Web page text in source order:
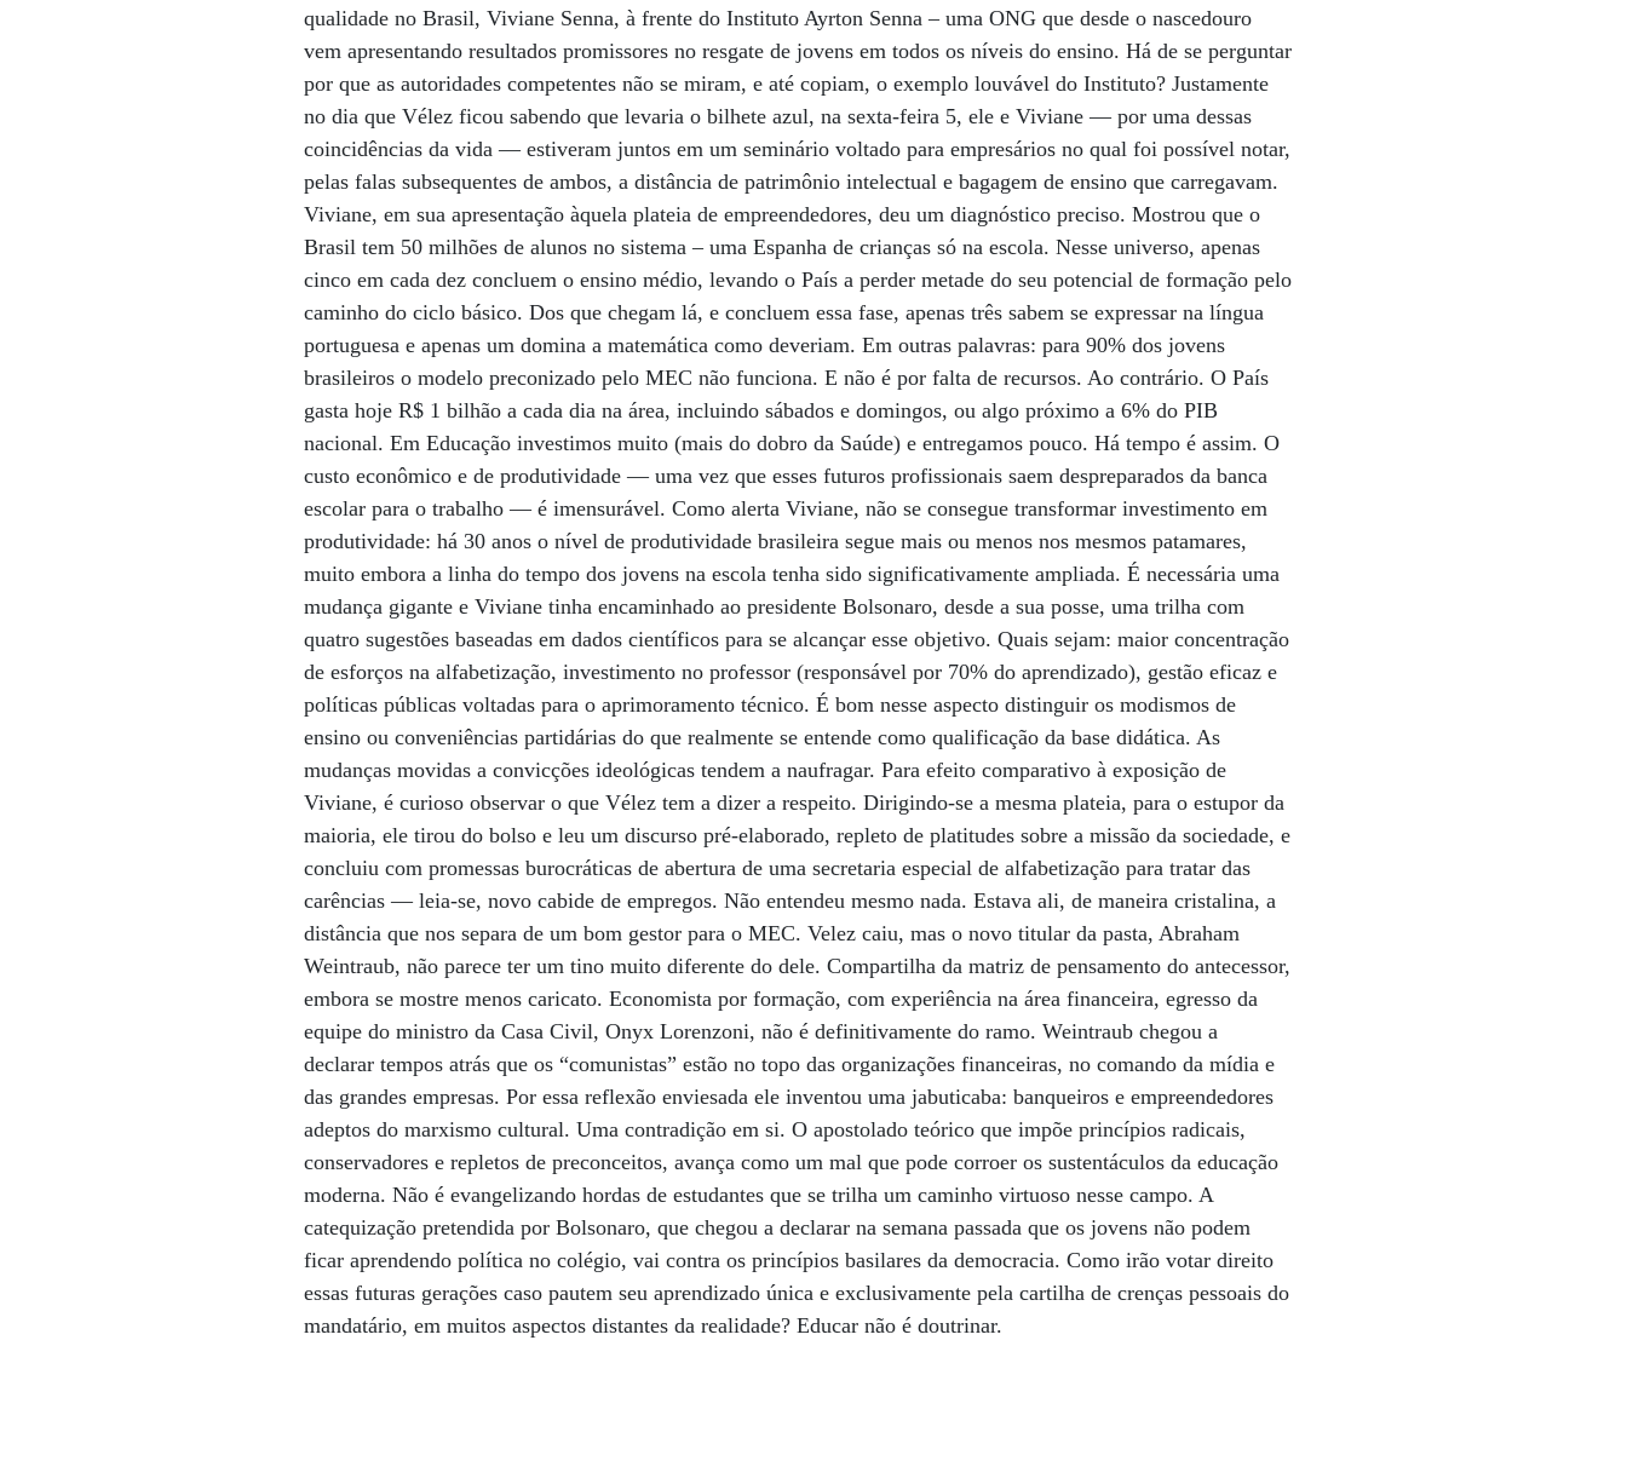
qualidade no Brasil, Viviane Senna, à frente do Instituto Ayrton Senna – uma ONG que desde o nascedouro
vem apresentando resultados promissores no resgate de jovens em todos os níveis do ensino. Há de se perguntar
por que as autoridades competentes não se miram, e até copiam, o exemplo louvável do Instituto? Justamente
no dia que Vélez ficou sabendo que levaria o bilhete azul, na sexta-feira 5, ele e Viviane — por uma dessas
coincidências da vida — estiveram juntos em um seminário voltado para empresários no qual foi possível notar,
pelas falas subsequentes de ambos, a distância de patrimônio intelectual e bagagem de ensino que carregavam.
Viviane, em sua apresentação àquela plateia de empreendedores, deu um diagnóstico preciso. Mostrou que o
Brasil tem 50 milhões de alunos no sistema – uma Espanha de crianças só na escola. Nesse universo, apenas
cinco em cada dez concluem o ensino médio, levando o País a perder metade do seu potencial de formação pelo
caminho do ciclo básico. Dos que chegam lá, e concluem essa fase, apenas três sabem se expressar na língua
portuguesa e apenas um domina a matemática como deveriam. Em outras palavras: para 90% dos jovens
brasileiros o modelo preconizado pelo MEC não funciona. E não é por falta de recursos. Ao contrário. O País
gasta hoje R$ 1 bilhão a cada dia na área, incluindo sábados e domingos, ou algo próximo a 6% do PIB
nacional. Em Educação investimos muito (mais do dobro da Saúde) e entregamos pouco. Há tempo é assim. O
custo econômico e de produtividade — uma vez que esses futuros profissionais saem despreparados da banca
escolar para o trabalho — é imensurável. Como alerta Viviane, não se consegue transformar investimento em
produtividade: há 30 anos o nível de produtividade brasileira segue mais ou menos nos mesmos patamares,
muito embora a linha do tempo dos jovens na escola tenha sido significativamente ampliada. É necessária uma
mudança gigante e Viviane tinha encaminhado ao presidente Bolsonaro, desde a sua posse, uma trilha com
quatro sugestões baseadas em dados científicos para se alcançar esse objetivo. Quais sejam: maior concentração
de esforços na alfabetização, investimento no professor (responsável por 70% do aprendizado), gestão eficaz e
políticas públicas voltadas para o aprimoramento técnico. É bom nesse aspecto distinguir os modismos de
ensino ou conveniências partidárias do que realmente se entende como qualificação da base didática. As
mudanças movidas a convicções ideológicas tendem a naufragar. Para efeito comparativo à exposição de
Viviane, é curioso observar o que Vélez tem a dizer a respeito. Dirigindo-se a mesma plateia, para o estupor da
maioria, ele tirou do bolso e leu um discurso pré-elaborado, repleto de platitudes sobre a missão da sociedade, e
concluiu com promessas burocráticas de abertura de uma secretaria especial de alfabetização para tratar das
carências — leia-se, novo cabide de empregos. Não entendeu mesmo nada. Estava ali, de maneira cristalina, a
distância que nos separa de um bom gestor para o MEC. Velez caiu, mas o novo titular da pasta, Abraham
Weintraub, não parece ter um tino muito diferente do dele. Compartilha da matriz de pensamento do antecessor,
embora se mostre menos caricato. Economista por formação, com experiência na área financeira, egresso da
equipe do ministro da Casa Civil, Onyx Lorenzoni, não é definitivamente do ramo. Weintraub chegou a
declarar tempos atrás que os “comunistas” estão no topo das organizações financeiras, no comando da mídia e
das grandes empresas. Por essa reflexão enviesada ele inventou uma jabuticaba: banqueiros e empreendedores
adeptos do marxismo cultural. Uma contradição em si. O apostolado teórico que impõe princípios radicais,
conservadores e repletos de preconceitos, avança como um mal que pode corroer os sustentáculos da educação
moderna. Não é evangelizando hordas de estudantes que se trilha um caminho virtuoso nesse campo. A
catequização pretendida por Bolsonaro, que chegou a declarar na semana passada que os jovens não podem
ficar aprendendo política no colégio, vai contra os princípios basilares da democracia. Como irão votar direito
essas futuras gerações caso pautem seu aprendizado única e exclusivamente pela cartilha de crenças pessoais do
mandatário, em muitos aspectos distantes da realidade? Educar não é doutrinar.